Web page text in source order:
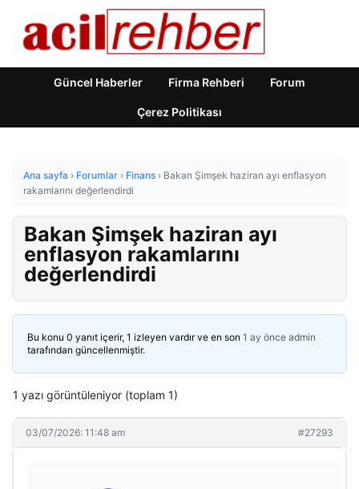
Güncel Haberler Firma Rehberi Forum
Çerez Politikası
Ana sayfa › Forumlar › Finans › Bakan Şimşek haziran ayı enflasyon
rakamlarını değerlendirdi
Bakan Şimşek haziran ayı
enflasyon rakamlarını
değerlendirdi
Bu konu 0 yanıt içerir, 1 izleyen vardır ve en son 1 ay önce admin
tarafından güncellenmiştir.
1 yazı görüntüleniyor (toplam 1)
03/07/2026: 11:48 am #27293